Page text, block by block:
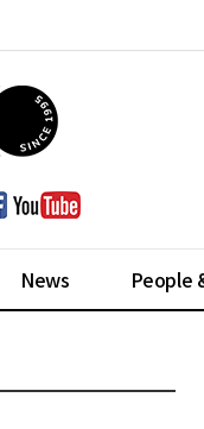
News People